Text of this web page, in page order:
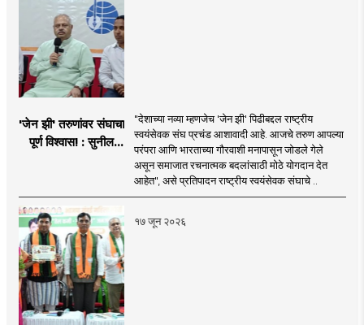
'जेन झी' तरुणांवर संघाचा
पूर्ण विश्वास! : सुनील
"देशाच्या नव्या म्हणजेच 'जेन झी' पिढीबद्दल राष्ट्रीय
स्वयंसेवक संघ प्रचंड आशावादी आहे. आजचे तरुण आपल्या
परंपरा आणि भारताच्या गौरवाशी मनापासून जोडले गेले
असून समाजात रचनात्मक बदलांसाठी मोठे योगदान देत
आहेत", असे प्रतिपादन राष्ट्रीय स्वयंसेवक संघाचे ..
१७ जून २०२६